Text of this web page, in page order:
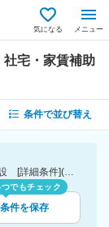
気になる メニュー
宅・家賃補助
条件で並び替え
[勤務地]山口県 [業種]公社・官公庁・学校・研究施設 [詳細条件](待遇・福利厚生)社宅・家賃補助制度
でもチェック
件を保存